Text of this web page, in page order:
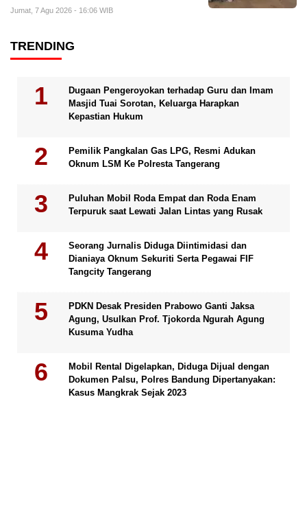
Jumat, 7 Agu 2026 - 16:06 WIB
TRENDING
Dugaan Pengeroyokan terhadap Guru dan Imam
Masjid Tuai Sorotan, Keluarga Harapkan
Kepastian Hukum
Pemilik Pangkalan Gas LPG, Resmi Adukan
Oknum LSM Ke Polresta Tangerang
Puluhan Mobil Roda Empat dan Roda Enam
Terpuruk saat Lewati Jalan Lintas yang Rusak
Seorang Jurnalis Diduga Diintimidasi dan
Dianiaya Oknum Sekuriti Serta Pegawai FIF
Tangcity Tangerang
PDKN Desak Presiden Prabowo Ganti Jaksa
Agung, Usulkan Prof. Tjokorda Ngurah Agung
Kusuma Yudha
Mobil Rental Digelapkan, Diduga Dijual dengan
Dokumen Palsu, Polres Bandung Dipertanyakan:
Kasus Mangkrak Sejak 2023